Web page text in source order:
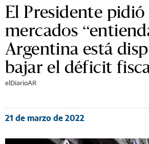
El Presidente
mercados
Argentina está
bajar el déficit
elDiarioAR
21 de marzo de 2022